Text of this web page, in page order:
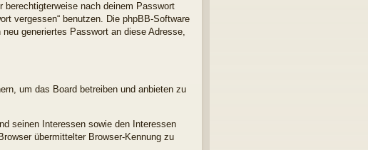
nach deinem Passwort
vergessen“ benutzen. Die phpBB-Software
generiertes Passwort an diese Adresse,
um das Board betreiben und anbieten zu
seinen Interessen sowie den Interessen
übermittelter Browser-Kennung zu